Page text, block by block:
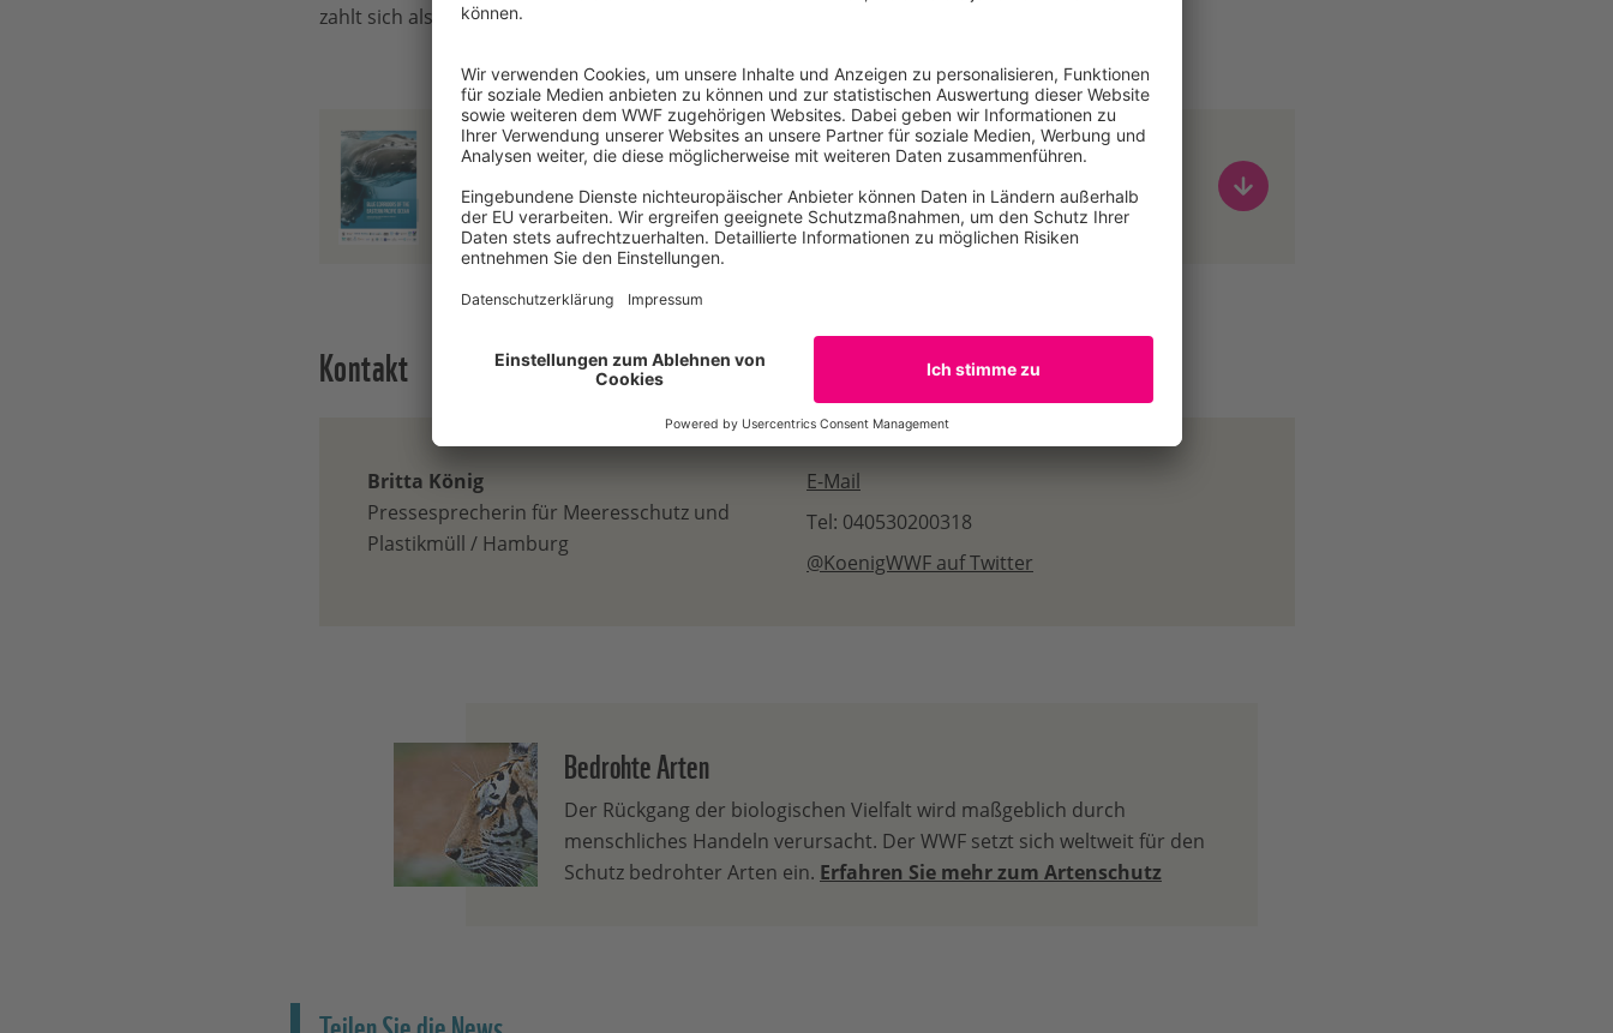
zahlt sich also nicht nur für die Meeressäuger aus.
WWF Report Blue Corridors Eastern Pacific Ocean
PDF - 12,53 MB
Kontakt
Britta König
Pressesprecherin für Meeresschutz und
Plastikmüll / Hamburg
E-Mail
Tel: 040530200318
@KoenigWWF auf Twitter
Bedrohte Arten
Der Rückgang der biologischen Vielfalt wird maßgeblich durch
menschliches Handeln verursacht. Der WWF setzt sich weltweit für den
Schutz bedrohter Arten ein. Erfahren Sie mehr zum Artenschutz